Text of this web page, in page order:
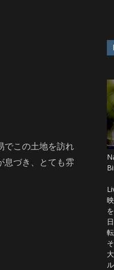
でこの土地を訪れ
息づき、とても雰